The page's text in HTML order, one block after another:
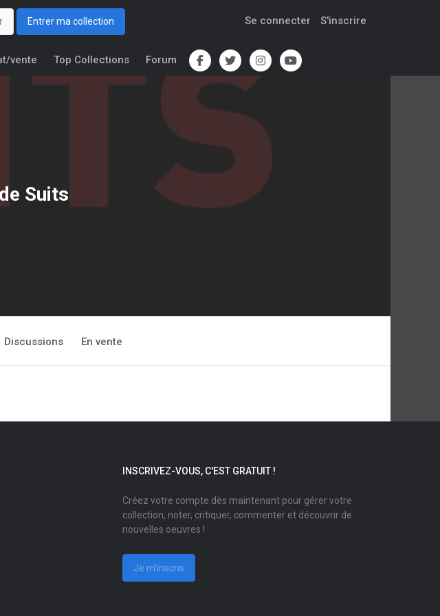
Entrer ma collection Se connecter S'inscrire
vente Top Collections Forum
Suits
Discussions En vente
INSCRIVEZ-VOUS, C'EST GRATUIT !
Créez votre compte dès maintenant pour gérer votre
collection, noter, critiquer, commenter et découvrir de
nouvelles oeuvres !
Je m'inscris